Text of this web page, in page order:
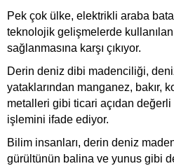
Pek çok ülke, elektrikli araba
teknolojik gelişmelerde
sağlanmasına karşı çıkıyor.
Derin deniz dibi madenciliği,
yataklarından manganez, bakır,
metalleri gibi ticari açıdan değerli
işlemini ifade ediyor.
Bilim insanları, derin deniz
gürültünün balina ve yunus gibi